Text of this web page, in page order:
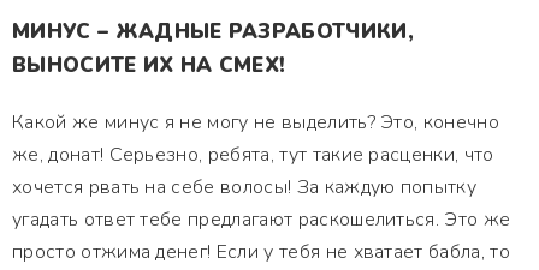
МИНУС – ЖАДНЫЕ РАЗРАБОТЧИКИ,
ВЫНОСИТЕ ИХ НА СМЕХ!
Какой же минус я не могу не выделить? Это, конечно
же, донат! Серьезно, ребята, тут такие расценки, что
хочется рвать на себе волосы! За каждую попытку
угадать ответ тебе предлагают раскошелиться. Это же
просто отжима денег! Если у тебя не хватает бабла, то